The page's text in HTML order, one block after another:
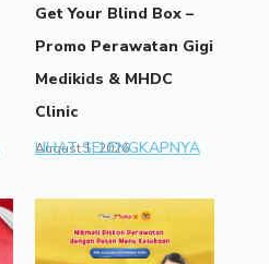
Get Your Blind Box –
Promo Perawatan Gigi
Medikids & MHDC
Clinic
August 1, 2026
LIHAT SELENGKAPNYA